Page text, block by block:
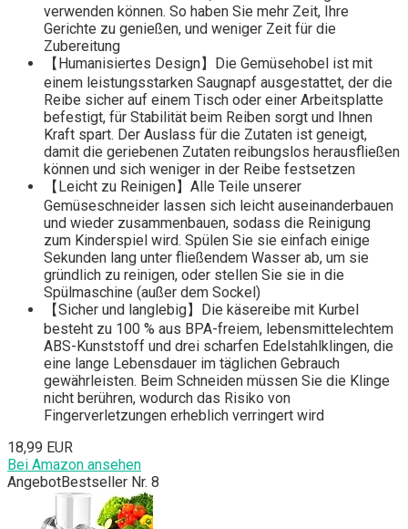
verwenden können. So haben Sie mehr Zeit, Ihre
Gerichte zu genießen, und weniger Zeit für die
Zubereitung
【Humanisiertes Design】Die Gemüsehobel ist mit
einem leistungsstarken Saugnapf ausgestattet, der die
Reibe sicher auf einem Tisch oder einer Arbeitsplatte
befestigt, für Stabilität beim Reiben sorgt und Ihnen
Kraft spart. Der Auslass für die Zutaten ist geneigt,
damit die geriebenen Zutaten reibungslos herausfließen
können und sich weniger in der Reibe festsetzen
【Leicht zu Reinigen】Alle Teile unserer
Gemüseschneider lassen sich leicht auseinanderbauen
und wieder zusammenbauen, sodass die Reinigung
zum Kinderspiel wird. Spülen Sie sie einfach einige
Sekunden lang unter fließendem Wasser ab, um sie
gründlich zu reinigen, oder stellen Sie sie in die
Spülmaschine (außer dem Sockel)
【Sicher und langlebig】Die käsereibe mit Kurbel
besteht zu 100 % aus BPA-freiem, lebensmittelechtem
ABS-Kunststoff und drei scharfen Edelstahlklingen, die
eine lange Lebensdauer im täglichen Gebrauch
gewährleisten. Beim Schneiden müssen Sie die Klinge
nicht berühren, wodurch das Risiko von
Fingerverletzungen erheblich verringert wird
18,99 EUR
Bei Amazon ansehen
AngebotBestseller Nr. 8